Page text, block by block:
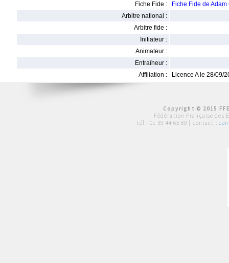
Fiche Fide :
Fiche Fide de Adam
Arbitre national :
Arbitre fide :
Initiateur :
Animateur :
Entraîneur :
Affiliation :
Licence A le 28/09/
Copyright © 2015
Fédération Française des
tél : 01 39 44 65 80 | contact :